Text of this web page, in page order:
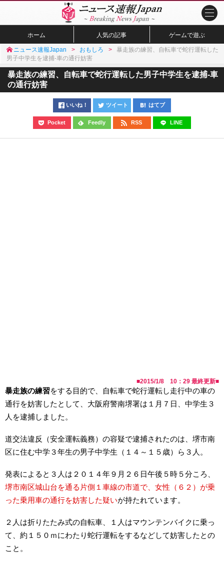
ホーム 人気の記事 ゲームで遊ぶ
ニュース速報Japan おもしろ
暴走族の練習、自転車で蛇行運転した
男子中学生を逮捕-車の通行妨害
暴走族の練習、自転車で蛇行運転した男子中学生を逮捕-車
の通行妨害
いいね！ ツイート はてブ
Pocket Feedly RSS LINE
■2015/1/8 10：29 最終更新■
暴走族の練習をする目的で、自転車で蛇行運転し走行中の車の
通行を妨害したとして、大阪府警南堺署は１月７日、中学生３
人を逮捕しました。
道交法違反（安全運転義務）の容疑で逮捕されたのは、堺市南
区に住む中学３年生の男子中学生（１４～１５歳）ら３人。
発表によると３人は２０１４年９月２６日午後５時５分ころ、
堺市南区城山台を通る片側１車線の市道で、女性（６２）が乗
った乗用車の通行を妨害した疑いが持たれています。
２人は折りたたみ式の自転車、１人はマウンテンバイクに乗っ
て、約１５０ｍにわたり蛇行運転をするなどして妨害したとの
こと。